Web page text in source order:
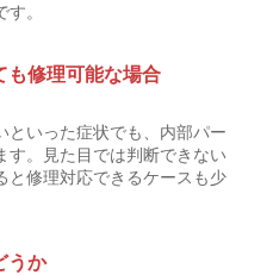
。
も修理可能な場合
といった症状でも、内部パー
す。見た目では判断できない
と修理対応できるケースも少
うか